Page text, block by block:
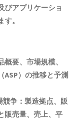
びアプリケーショ
。
概要、市場規模、
ASP）の推移と予測
競争：製造拠点、販
販売量、売上、平